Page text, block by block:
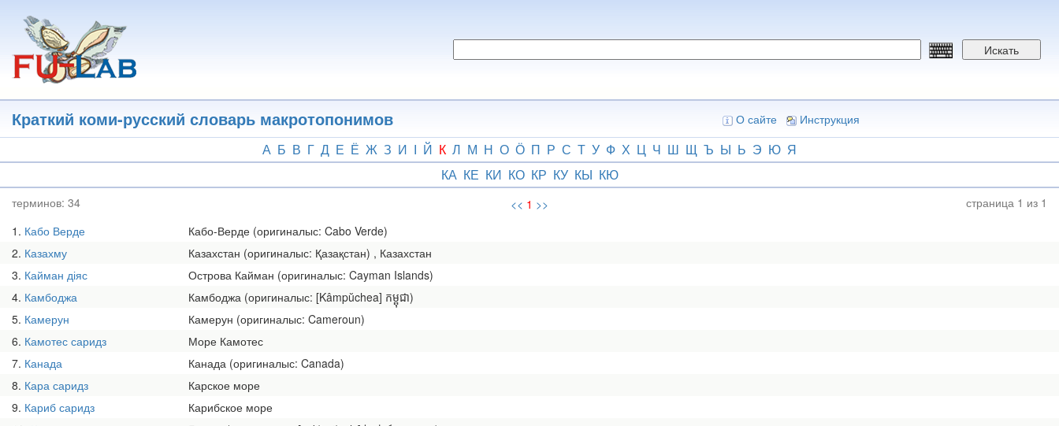
основному
содержанию
Искать
Краткий коми-русский словарь макротопонимов О сайте Инструкция
А Б В Г Д Е Ё Ж З И І Й К Л М Н О Ӧ П Р С Т У Ф Х Ц Ч Ш Щ Ъ Ы Ь Э Ю Я
КА КЕ КИ КО КР КУ КЫ КЮ
терминов: 34 << 1 >>
страница 1 из 1
1 Кабо Верде
Кабо-Верде (оригиналыс: Cabo Verde)
2 Казахму
Казахстан (оригиналыс: Қазақстан) , Казахстан
3 Кайман діяс
Острова Кайман (оригиналыс: Cayman Islands)
4 Камбоджа
Камбоджа (оригиналыс: [Kâmpŭchea] កម្ពុជា)
5 Камерун
Камерун (оригиналыс: Cameroun)
6 Камотес саридз
Море Камотес
7 Канада
Канада (оригиналыс: Canada)
8 Кара саридз
Карское море
9 Кариб саридз
Карибское море